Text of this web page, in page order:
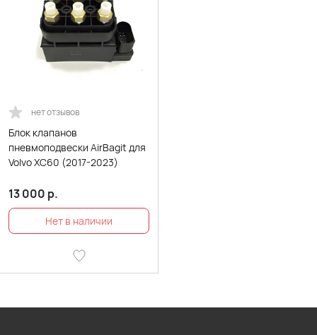
нет отзывов
Блок клапанов
пневмоподвески AirBagit для
Volvo XC60 (2017-2023)
13 000 р.